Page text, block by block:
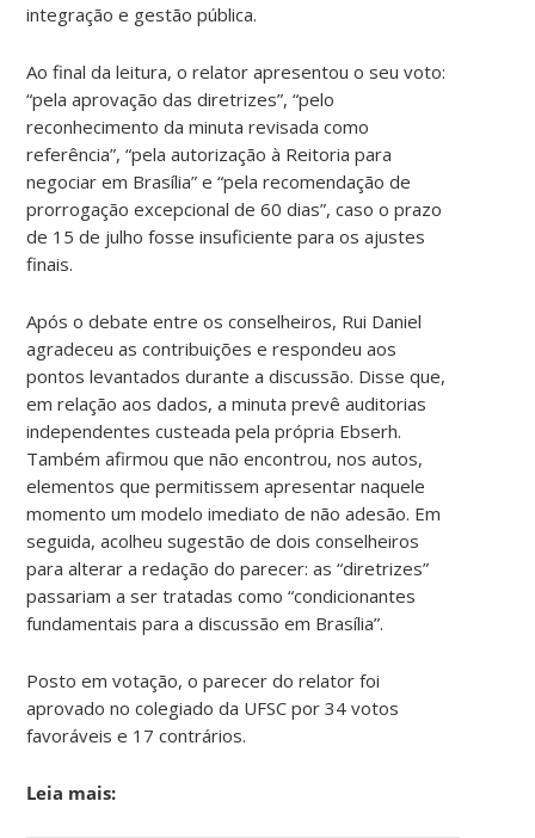
integração e gestão pública.
Ao final da leitura, o relator apresentou o seu voto:
“pela aprovação das diretrizes”, “pelo
reconhecimento da minuta revisada como
referência”, “pela autorização à Reitoria para
negociar em Brasília” e “pela recomendação de
prorrogação excepcional de 60 dias”, caso o prazo
de 15 de julho fosse insuficiente para os ajustes
finais.
Após o debate entre os conselheiros, Rui Daniel
agradeceu as contribuições e respondeu aos
pontos levantados durante a discussão. Disse que,
em relação aos dados, a minuta prevê auditorias
independentes custeada pela própria Ebserh.
Também afirmou que não encontrou, nos autos,
elementos que permitissem apresentar naquele
momento um modelo imediato de não adesão. Em
seguida, acolheu sugestão de dois conselheiros
para alterar a redação do parecer: as “diretrizes”
passariam a ser tratadas como “condicionantes
fundamentais para a discussão em Brasília”.
Posto em votação, o parecer do relator foi
aprovado no colegiado da UFSC por 34 votos
favoráveis e 17 contrários.
Leia mais: